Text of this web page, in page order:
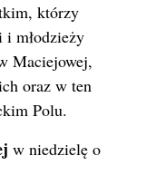
którzy
młodzieży
Maciejowej,
oraz w ten
Polu.
w niedzielę o